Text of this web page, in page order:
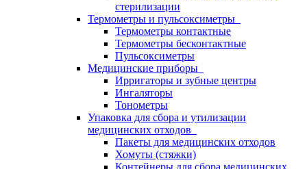
стерилизации
Термометры и пульсоксиметры
Термометры контактные
Термометры бесконтактные
Пульсоксиметры
Медицинские приборы
Ирригаторы и зубные центры
Ингаляторы
Тонометры
Упаковка для сбора и утилизации
медицинских отходов
Пакеты для медицинских отходов
Хомуты (стяжки)
Контейнеры для сбора медицинских